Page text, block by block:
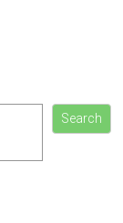
Search